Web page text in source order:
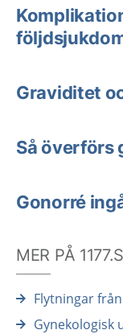
Graviditet
Så överförs
Gonorré
MER PÅ
Flytningar
Gynekologisk